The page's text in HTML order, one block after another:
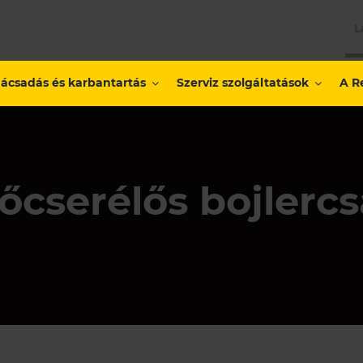
és karbantartás Szerviz szolgáltatások A